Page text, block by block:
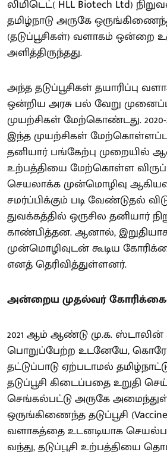
லிமிடெட்( HLL Biotech Ltd)
தமிழ்நாடு அருகே
(தடுப்பூசிகள்) வளாகம் ஒன்றை
அளித்திருந்தது.
அந்த தடுப்பூசிகள் தயாரிப்பு
ஒன்றிய அரசு பல் வேறு
முயற்சிகள் மேற்கொண்டது.
இந்த முயற்சிகள்
தனியார் பங்கேற்பு
உற்பத்தியை மேற்கொள்ள
செயலாக்க முன்மொழிவு
சமர்ப்பிக்கும் படி வேண்டுதல்
துவக்கத்தில் ஒருசில தனியார்
காண்பித்தன. ஆனால், இறுதியாக
முன்மொழிவுடன் கூடிய
எனத் தெரிவித்துள்ளனர்.
அன்றைய முதல்வர்
2021 ஆம் ஆண்டு மு.க.
பொறுப்பேற்ற உடனேயே,
தட்டுப்பாடு ஏற்படாமல்
தடுப்பூசி கிடைப்பதை உறுதி
செங்கல்பட்டு அருகே
ஒருங்கிணைந்த தடுப்பூசி
வளாகத்தை உடனடியாக
வந்து, தடுப்பூசி உற்பத்தியை